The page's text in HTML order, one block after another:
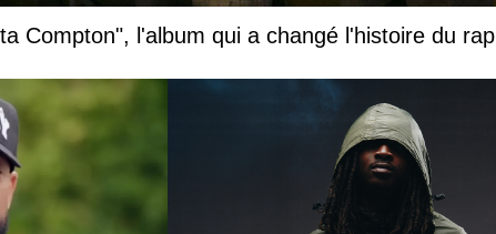
Compton", l'album qui a changé l'histoire du rap